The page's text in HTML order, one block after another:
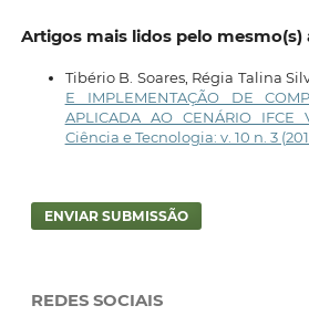
Artigos mais lidos pelo mesmo(s)
Tibério B. Soares, Régia Talina
E IMPLEMENTAÇÃO DE
APLICADA AO CENÁRIO IFCE
Ciência e Tecnologia: v. 10 n. 3
ENVIAR SUBMISSÃO
REDES SOCIAIS